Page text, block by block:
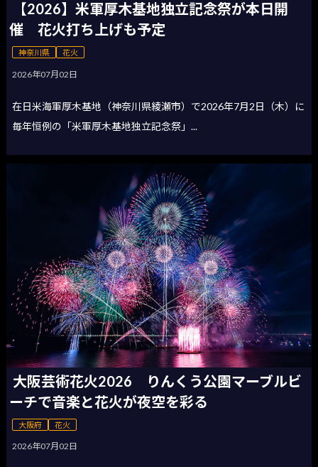
【2026】米軍厚木基地独立記念祭が本日開
催 花火打ち上げも予定
神奈川県 花火
2026年07月02日
在日米海軍厚木基地（神奈川県綾瀬市）で2026年7月2日（木）に
毎年恒例の「米軍厚木基地独立記念祭」...
大阪芸術花火2026 りんくう公園マーブルビ
ーチで音楽と花火が夜空を彩る
大阪府 花火
2026年07月02日